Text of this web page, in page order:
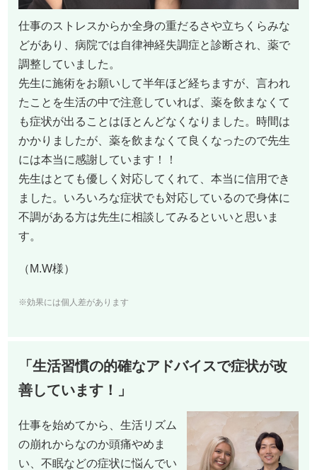
仕事のストレスからか全身の重だるさや立ちくらみな
どがあり、病院では自律神経失調症と診断され、薬で
調整していました。
先生に施術をお願いして半年ほど経ちますが、言われ
たことを生活の中で注意していれば、薬を飲まなくて
も症状が出ることはほとんどなくなりました。時間は
かかりましたが、薬を飲まなくて良くなったので先生
には本当に感謝しています！！
先生はとても優しく対応してくれて、本当に信用でき
ました。いろいろな症状でも対応しているので身体に
不調がある方は先生に相談してみるといいと思いま
す。
（M.W様）
※効果には個人差があります
「生活習慣の的確なアドバイスで症状が改
善しています！」
仕事を始めてから、生活リズム
の崩れからなのか頭痛やめま
い、不眠などの症状に悩んでい